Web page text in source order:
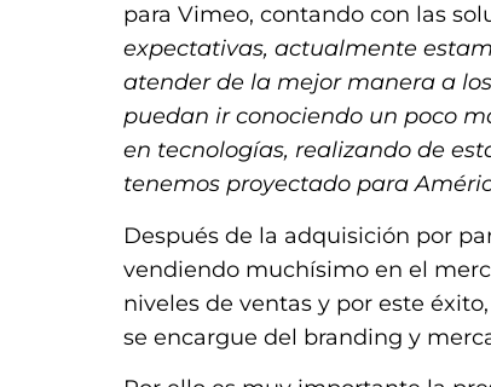
para Vimeo, contando con las
expectativas, actualmente
atender de la mejor manera a
puedan ir conociendo un poco
en tecnologías, realizando de
tenemos proyectado para
Después de la adquisición por
vendiendo muchísimo en el
niveles de ventas y por este
se encargue del branding y